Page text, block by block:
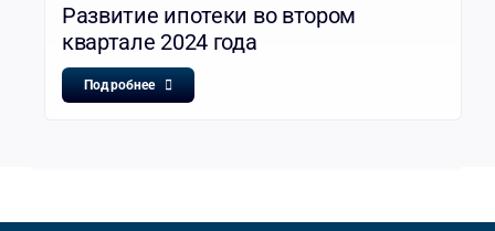
Развитие ипотеки во втором
квартале 2024 года
Подробнее